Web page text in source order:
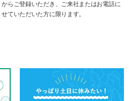
らご登録いただき、ご来社またはお電話に
ていただいた方に限ります。